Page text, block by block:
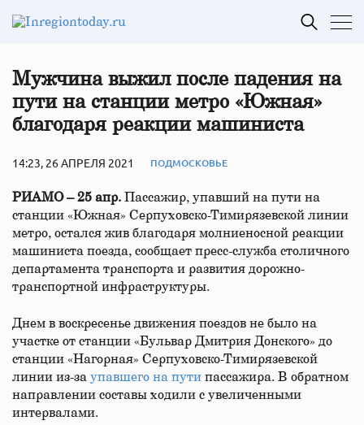
Мужчина выжил после падения на
пути на станции метро «Южная»
благодаря реакции машиниста
14:23, 26 АПРЕЛЯ 2021 ПОДМОСКОВЬЕ
РИАМО – 25 апр.
Пассажир, упавший на пути на
станции «Южная» Серпуховско-Тимирязевской линии
метро, остался жив благодаря молниеносной реакции
машиниста поезда, сообщает пресс-служба столичного
департамента транспорта и развития дорожно-
транспортной инфраструктуры.
Днем в воскресенье движения поездов не было на
участке от станции «Бульвар Дмитрия Донского» до
станции «Нагорная» Серпуховско-Тимирязевской
линии из-за упавшего на пути пассажира. В обратном
направлении составы ходили с увеличенными
интервалами.